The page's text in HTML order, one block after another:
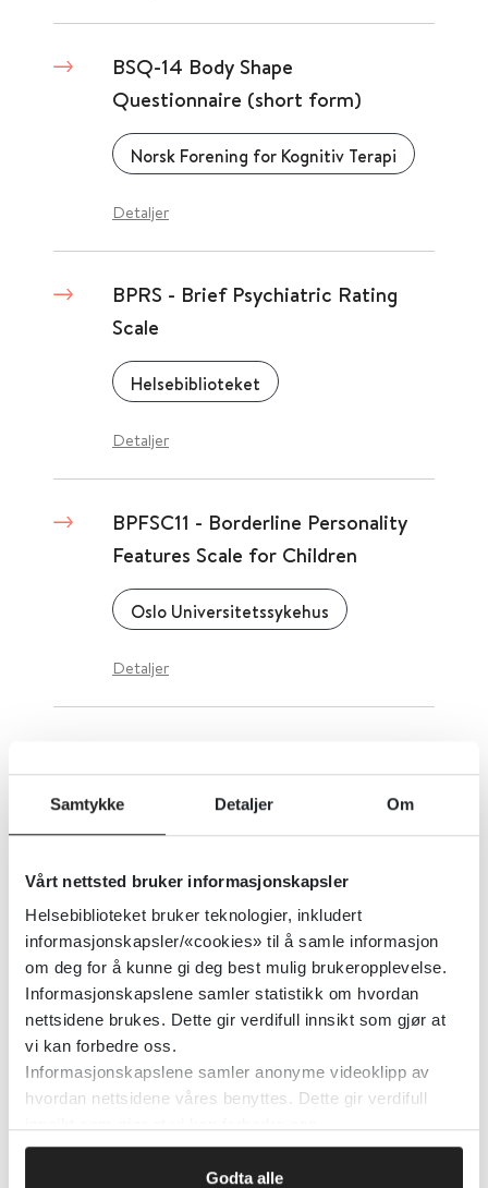
Samtykke Detaljer Om
Vårt nettsted bruker informasjonskapsler
Helsebiblioteket bruker teknologier, inkludert
informasjonskapsler/«cookies» til å samle informasjon
om deg for å kunne gi deg best mulig brukeropplevelse.
Informasjonskapslene samler statistikk om hvordan
nettsidene brukes. Dette gir verdifull innsikt som gjør at
vi kan forbedre oss.
Informasjonskapslene samler anonyme videoklipp av
hvordan nettsidene våres benyttes. Dette gir verdifull
Godta alle
BSQ-14 Body Shape
Questionnaire (short form)
Norsk Forening for Kognitiv Terapi
Detaljer
BPRS - Brief Psychiatric Rating
Scale
Helsebiblioteket
Detaljer
BPFSC11 - Borderline Personality
Features Scale for Children
Oslo Universitetssykehus
Detaljer
Questionnaire
Haukeland Universitetssykehus
Berlin Questionnaire
Haukeland Universitetssykehus
Detaljer
Bergen Insomnia Scale